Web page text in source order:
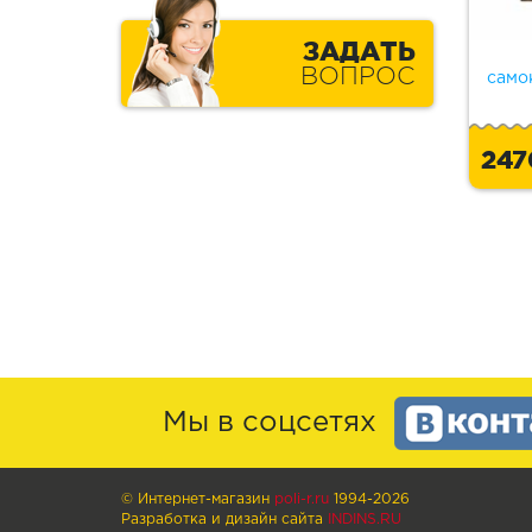
ЗАДАТЬ
ВОПРОС
Мы в соцсетях
© Интернет-магазин poli-r.ru 1994-2026
Разработка и дизайн сайта
INDINS.RU